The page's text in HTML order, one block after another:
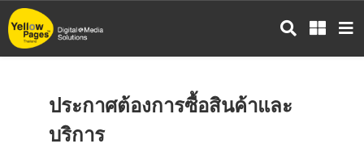
ข้าม
ไป
ย้อนกลับ
ประกาศต้องการซื้อสินค้าและ
บริการ